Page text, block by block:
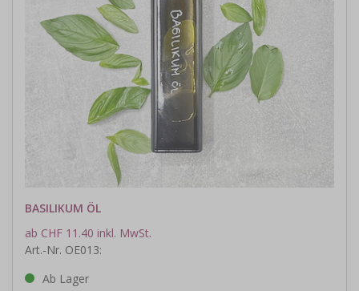
BASILIKUM ÖL
ab CHF 11.40 inkl. MwSt.
Art.-Nr. OE013:
Ab Lager